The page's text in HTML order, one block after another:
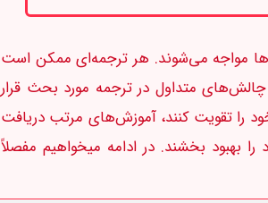
مواجه می‌شوند. هر ترجمه‌ای ممکن است
متداول در ترجمه مورد بحث قرار
را تقویت کنند، آموزش‌های مرتب دریافت
را بهبود بخشند. در ادامه میخواهیم مفصلاً